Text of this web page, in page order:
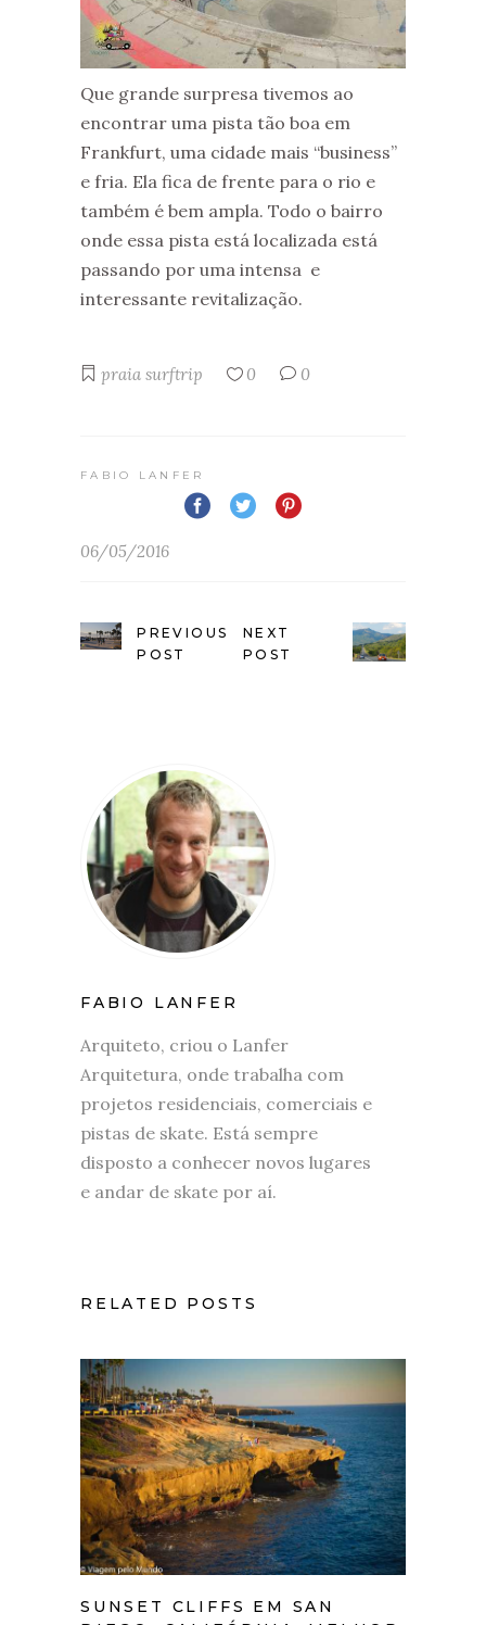
Que grande surpresa tivemos ao
encontrar uma pista tão boa em
Frankfurt, uma cidade mais “business”
e fria. Ela fica de frente para o rio e
também é bem ampla. Todo o bairro
onde essa pista está localizada está
passando por uma intensa e
interessante revitalização.
praia surftrip 0 0
FABIO LANFER
06/05/2016
PREVIOUS
POST
NEXT
POST
FABIO LANFER
Arquiteto, criou o Lanfer
Arquitetura, onde trabalha com
projetos residenciais, comerciais e
pistas de skate. Está sempre
disposto a conhecer novos lugares
e andar de skate por aí.
RELATED POSTS
SUNSET CLIFFS EM SAN